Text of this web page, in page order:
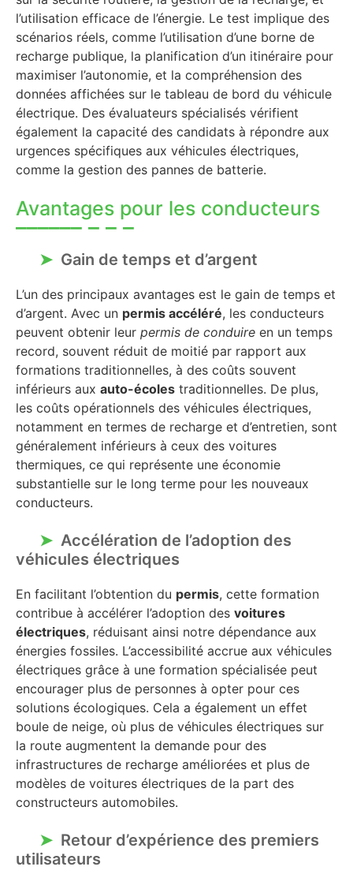
l’utilisation efficace de l’énergie. Le test implique des
scénarios réels, comme l’utilisation d’une borne de
recharge publique, la planification d’un itinéraire pour
maximiser l’autonomie, et la compréhension des
données affichées sur le tableau de bord du véhicule
électrique. Des évaluateurs spécialisés vérifient
également la capacité des candidats à répondre aux
urgences spécifiques aux véhicules électriques,
comme la gestion des pannes de batterie.
Avantages pour les conducteurs
Gain de temps et d’argent
L’un des principaux avantages est le gain de temps et
d’argent. Avec un permis accéléré, les conducteurs
peuvent obtenir leur permis de conduire en un temps
record, souvent réduit de moitié par rapport aux
formations traditionnelles, à des coûts souvent
inférieurs aux auto-écoles traditionnelles. De plus,
les coûts opérationnels des véhicules électriques,
notamment en termes de recharge et d’entretien, sont
généralement inférieurs à ceux des voitures
thermiques, ce qui représente une économie
substantielle sur le long terme pour les nouveaux
conducteurs.
Accélération de l’adoption des
véhicules électriques
En facilitant l’obtention du permis, cette formation
contribue à accélérer l’adoption des voitures
électriques, réduisant ainsi notre dépendance aux
énergies fossiles. L’accessibilité accrue aux véhicules
électriques grâce à une formation spécialisée peut
encourager plus de personnes à opter pour ces
solutions écologiques. Cela a également un effet
boule de neige, où plus de véhicules électriques sur
la route augmentent la demande pour des
infrastructures de recharge améliorées et plus de
modèles de voitures électriques de la part des
constructeurs automobiles.
Retour d’expérience des premiers
utilisateurs